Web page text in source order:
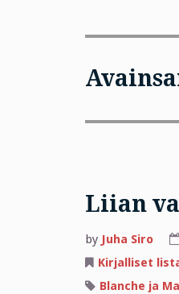
Liian
by Juha Siro
Kirjalliset
Blanche ja